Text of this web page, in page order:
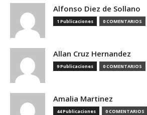
Alfonso Diez de Sollano
1 Publicaciones 0 COMENTARIOS
Allan Cruz Hernandez
9 Publicaciones 0 COMENTARIOS
Amalia Martinez
44 Publicaciones 0 COMENTARIOS